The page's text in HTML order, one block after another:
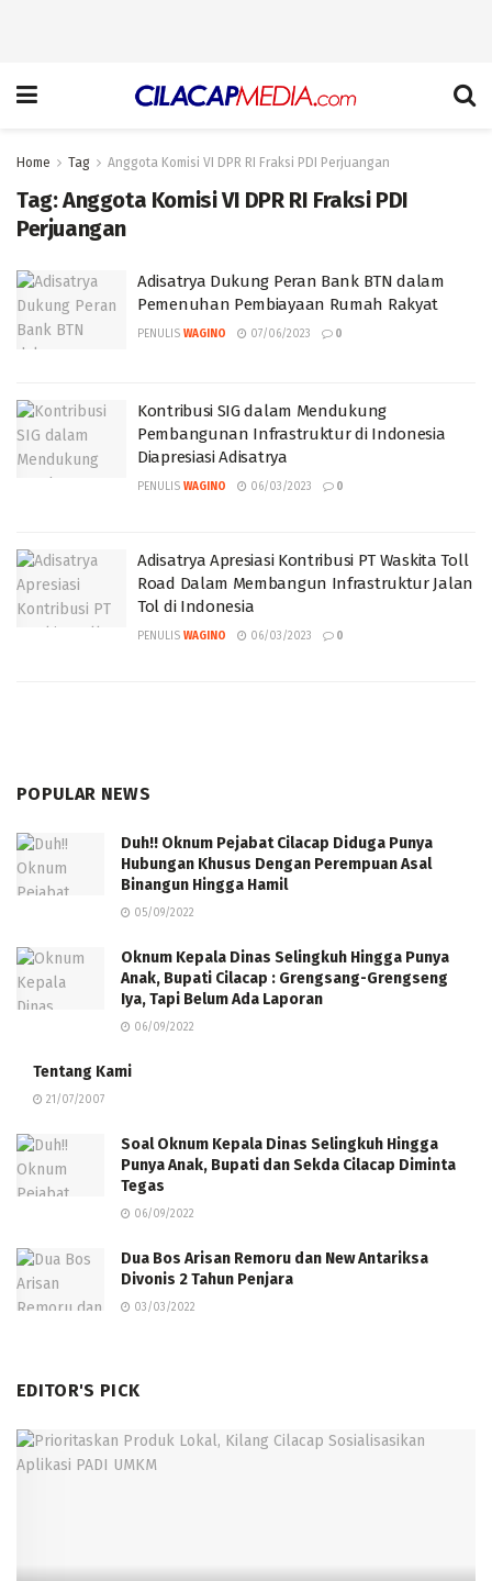
Home Tag Anggota Komisi VI DPR RI Fraksi PDI Perjuangan
Tag:Anggota Komisi VI DPR RI Fraksi PDI
Perjuangan
Adisatrya Dukung Peran Bank BTN dalam
Pemenuhan Pembiayaan Rumah Rakyat
PENULIS WAGINO 07/06/2023 0
Kontribusi SIG dalam Mendukung
Pembangunan Infrastruktur di Indonesia
Diapresiasi Adisatrya
PENULIS WAGINO 06/03/2023 0
Adisatrya Apresiasi Kontribusi PT Waskita Toll
Road Dalam Membangun Infrastruktur Jalan
Tol di Indonesia
PENULIS WAGINO 06/03/2023 0
POPULAR NEWS
Duh!! Oknum Pejabat Cilacap Diduga Punya
Hubungan Khusus Dengan Perempuan Asal
Binangun Hingga Hamil
05/09/2022
Oknum Kepala Dinas Selingkuh Hingga Punya
Anak, Bupati Cilacap : Grengsang-Grengseng
Iya, Tapi Belum Ada Laporan
06/09/2022
Tentang Kami
21/07/2007
Soal Oknum Kepala Dinas Selingkuh Hingga
Punya Anak, Bupati dan Sekda Cilacap Diminta
Tegas
06/09/2022
Dua Bos Arisan Remoru dan New Antariksa
Divonis 2 Tahun Penjara
03/03/2022
EDITOR'S PICK